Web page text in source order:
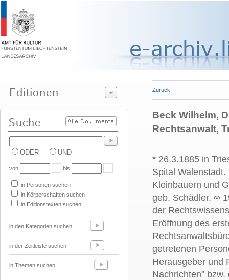
ODER UND
von bis
in Personen suchen
in Körperschaften suchen
in Editionstexten suchen
in den Kategorien suchen
in der Zeitleiste suchen
in Themen suchen
Zurück
Beck Wilhelm,
Rechtsanwalt,
* 26.3.1885 in
Spital
Kleinbauern und
geb. Schädler. ∞
der
Eröffnung des
getretenen
Herausgeber und
Nachrichten"